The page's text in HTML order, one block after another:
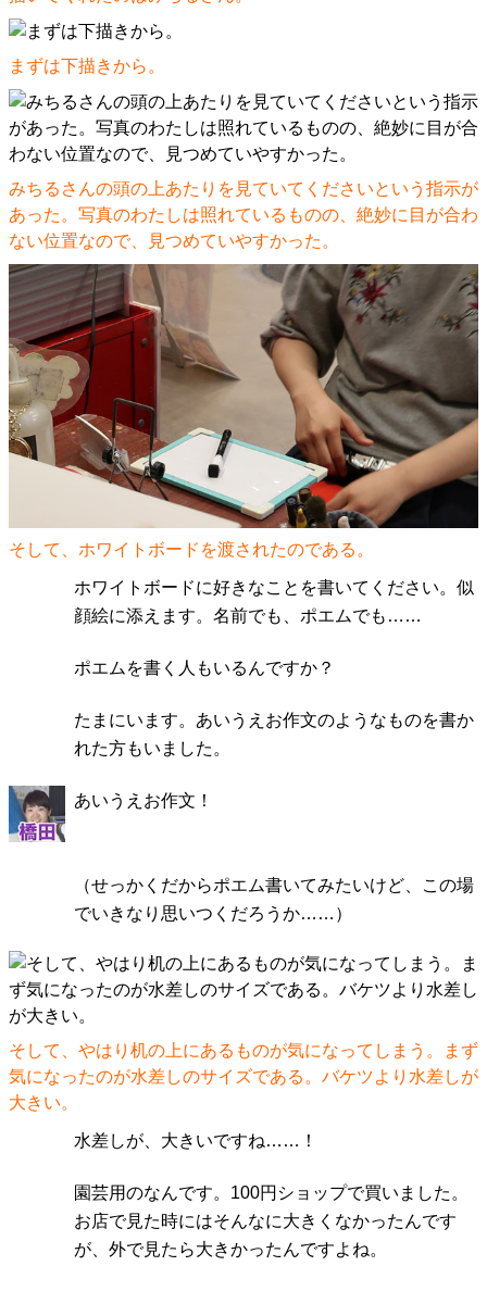
まずは下描きから。
みちるさんの頭の上あたりを見ていてくださいという指示が
あった。写真のわたしは照れているものの、絶妙に目が合わ
ない位置なので、見つめていやすかった。
そして、ホワイトボードを渡されたのである。
ホワイトボードに好きなことを書いてください。似
顔絵に添えます。名前でも、ポエムでも……
ポエムを書く人もいるんですか？
たまにいます。あいうえお作文のようなものを書か
れた方もいました。
あいうえお作文！
（せっかくだからポエム書いてみたいけど、この場
でいきなり思いつくだろうか……）
そして、やはり机の上にあるものが気になってしまう。まず
気になったのが水差しのサイズである。バケツより水差しが
大きい。
水差しが、大きいですね……！
園芸用のなんです。100円ショップで買いました。
お店で見た時にはそんなに大きくなかったんです
が、外で見たら大きかったんですよね。